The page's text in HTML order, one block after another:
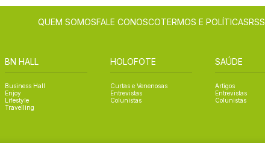
QUEM SOMOSFALE CONOSCOTERMOS E POLÍTICASRSS
BN HALL
Business Hall
Enjoy
Lifestyle
Travelling
HOLOFOTE
Curtas e Venenosas
Entrevistas
Colunistas
SAÚDE
Artigos
Entrevistas
Colunistas